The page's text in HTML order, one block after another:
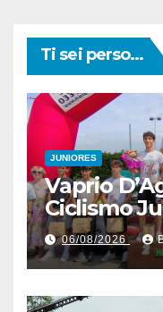
Ti sei perso...
JUNIORES
Vaprio
Ciclismo
Memorial
valsusano
Marangon
06/08/2026